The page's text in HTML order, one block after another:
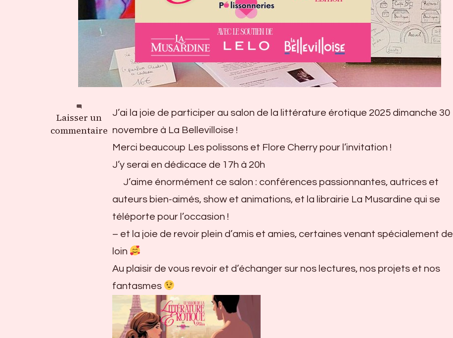
Laisser un
commentaire
sur
Le
littérature
érotique
J’ai la joie de participer au salon de la littérature érotique 2025 dimanche 30
novembre à La Bellevilloise !
Merci beaucoup Les polissons et Flore Cherry pour l’invitation !
J’y serai en dédicace de 17h à 20h
J’aime énormément ce salon : conférences passionnantes, autrices et
auteurs bien-aimés, show et animations, et la librairie La Musardine qui se
téléporte pour l’occasion !
– et la joie de revoir plein d’amis et amies, certaines venant spécialement de
loin
Au plaisir de vous revoir et d’échanger sur nos lectures, nos projets et nos
fantasmes